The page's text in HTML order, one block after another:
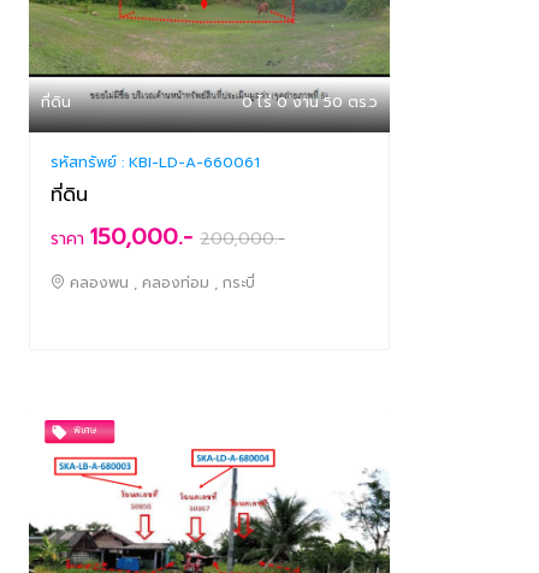
ที่ดิน 0 ไร่ 0 งาน 50 ตร.ว
รหัสทรัพย์ : KBI-LD-A-660061
ที่ดิน
ราคา 150,000.- 200,000.-
คลองพน , คลองท่อม , กระบี่